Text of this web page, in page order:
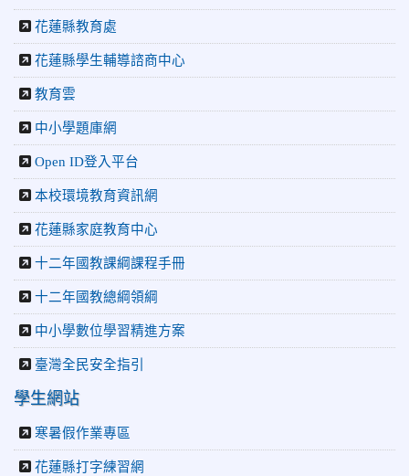
章．經典再現」
2026-06-16 更生新聞網：中正國小創校70週年「游藝飛揚」
才藝晚會登場
2026-06-10
教育廣播電台：揮別童年迎向青春 中正國小畢業
師生自製畢業歌曲
2026-06-10 教育廣播電台：尋覓歷史記憶 花蓮中正國小社團
體驗闖關探索歷史
2026-04-30 讓愛閃閃發光！中正國小「小老闆大市集」愛心
捐助光復國小
花蓮縣教育處
花蓮縣學生輔導諮商中心
教育雲
中小學題庫網
Open ID登入平台
本校環境教育資訊網
花蓮縣家庭教育中心
十二年國教課綱課程手冊
十二年國教總綱領綱
中小學數位學習精進方案
臺灣全民安全指引
學生網站
寒暑假作業專區
花蓮縣打字練習網